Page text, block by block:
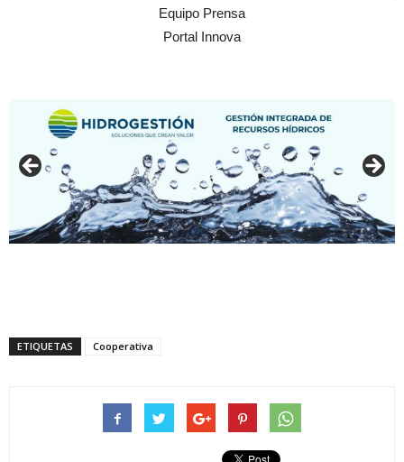
Equipo Prensa
Portal Innova
ETIQUETAS Cooperativa